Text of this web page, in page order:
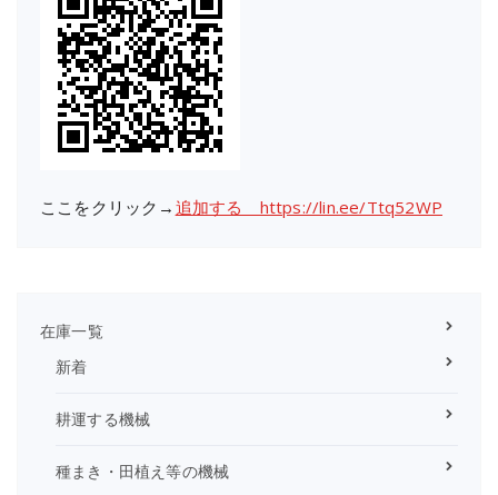
ここをクリック→ 追加する https://lin.ee/Ttq52WP
在庫一覧
新着
耕運する機械
種まき・田植え等の機械